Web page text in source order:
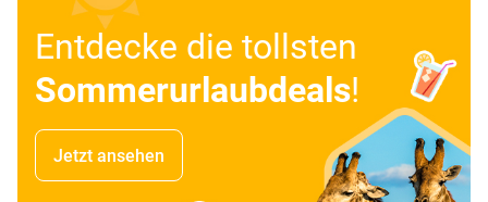
Entdecke die tollsten
Sommerurlaubdeals!
Jetzt ansehen